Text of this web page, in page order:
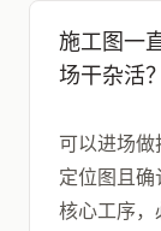
施工图一
场干杂活？
可以进场
定位图且
核心工序，